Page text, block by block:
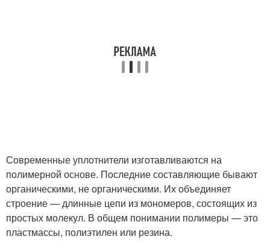
Современные уплотнители изготавливаются на
полимерной основе. Последние составляющие бывают
органическими, не органическими. Их объединяет
строение — длинные цепи из мономеров, состоящих из
простых молекул. В общем понимании полимеры — это
пластмассы, полиэтилен или резина.